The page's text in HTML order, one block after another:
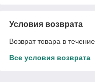
Условия возврата
Возврат товара в
Все условия возврата